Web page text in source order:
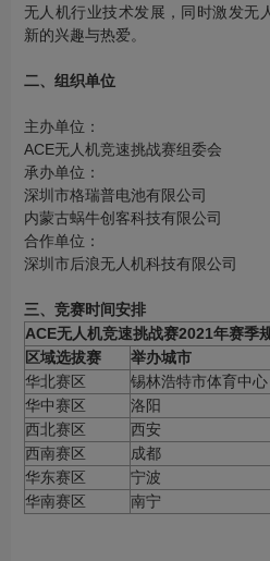
无人机行业技术发展，同时激发无
新的兴趣与热爱。
二、 组织单位
主办单位：
ACE无人机竞速挑战赛组委会
承办单位：
深圳市格瑞普电池有限公司
内蒙古蜗牛创客科技有限公司
合作单位：
深圳市后浪无人机科技有限公司
三、 竞赛时间安排
ACE无人机竞速挑战赛2021年赛季
区域选拔赛
举办城市
华北赛区
锡林浩特市体育中心
华中赛区
洛阳
西北赛区
西安
西南赛区
成都
华东赛区
宁波
华南赛区
南宁